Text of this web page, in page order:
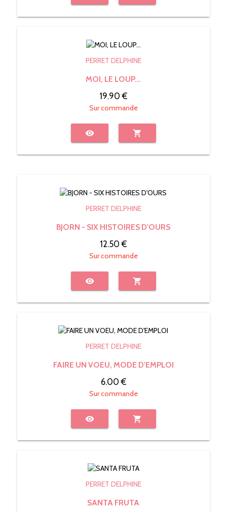
PERRET DELPHINE
MOI, LE LOUP...
19.90 €
Sur commande
visibility shopping_cart
PERRET DELPHINE
BJORN - SIX HISTOIRES D'OURS
12.50 €
Sur commande
visibility shopping_cart
PERRET DELPHINE
FAIRE UN VOEU, MODE D'EMPLOI
6.00 €
Sur commande
visibility shopping_cart
PERRET DELPHINE
SANTA FRUTA